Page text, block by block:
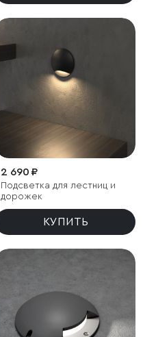
2 690 ₽
Подсветка для лестниц и
дорожек
КУПИТЬ